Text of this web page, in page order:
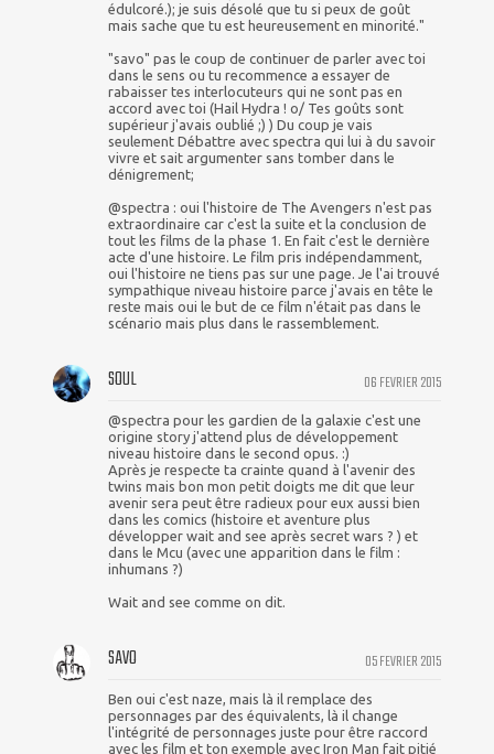
édulcoré.); je suis désolé que tu si peux de goût
mais sache que tu est heureusement en minorité."
"savo" pas le coup de continuer de parler avec toi
dans le sens ou tu recommence a essayer de
rabaisser tes interlocuteurs qui ne sont pas en
accord avec toi (Hail Hydra ! o/ Tes goûts sont
supérieur j'avais oublié ;) ) Du coup je vais
seulement Débattre avec spectra qui lui à du savoir
vivre et sait argumenter sans tomber dans le
dénigrement;
@spectra : oui l'histoire de The Avengers n'est pas
extraordinaire car c'est la suite et la conclusion de
tout les films de la phase 1. En fait c'est le dernière
acte d'une histoire. Le film pris indépendamment,
oui l'histoire ne tiens pas sur une page. Je l'ai trouvé
sympathique niveau histoire parce j'avais en tête le
reste mais oui le but de ce film n'était pas dans le
scénario mais plus dans le rassemblement.
06 FEVRIER 2015
SOUL
@spectra pour les gardien de la galaxie c'est une
origine story j'attend plus de développement
niveau histoire dans le second opus. :)
Après je respecte ta crainte quand à l'avenir des
twins mais bon mon petit doigts me dit que leur
avenir sera peut être radieux pour eux aussi bien
dans les comics (histoire et aventure plus
développer wait and see après secret wars ? ) et
dans le Mcu (avec une apparition dans le film :
inhumans ?)
Wait and see comme on dit.
05 FEVRIER 2015
SAVO
Ben oui c'est naze, mais là il remplace des
personnages par des équivalents, là il change
l'intégrité de personnages juste pour être raccord
avec les film et ton exemple avec Iron Man fait pitié